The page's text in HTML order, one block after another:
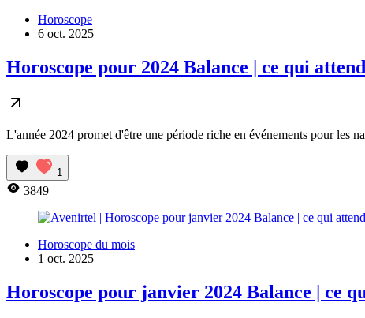
Horoscope
6 oct. 2025
Horoscope pour 2024 Balance | ce qui
L'année 2024 promet d'être une période riche en événements pour les
1
3849
Horoscope du mois
1 oct. 2025
Horoscope pour janvier 2024 Balance | ce